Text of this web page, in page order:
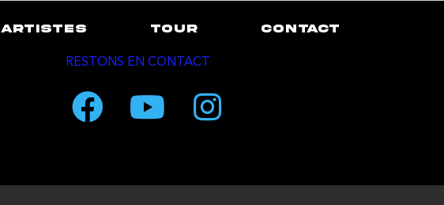
ARTISTES TOUR CONTACT
RESTONS EN CONTACT